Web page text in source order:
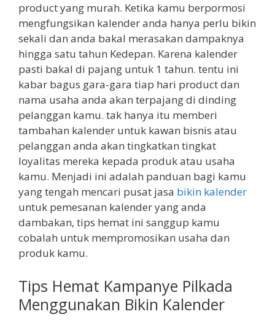
product yang murah. Ketika kamu berpormosi
mengfungsikan kalender anda hanya perlu bikin
sekali dan anda bakal merasakan dampaknya
hingga satu tahun Kedepan. Karena kalender
pasti bakal di pajang untuk 1 tahun. tentu ini
kabar bagus gara-gara tiap hari product dan
nama usaha anda akan terpajang di dinding
pelanggan kamu. tak hanya itu memberi
tambahan kalender untuk kawan bisnis atau
pelanggan anda akan tingkatkan tingkat
loyalitas mereka kepada produk atau usaha
kamu. Menjadi ini adalah panduan bagi kamu
yang tengah mencari pusat jasa bikin kalender
untuk pemesanan kalender yang anda
dambakan, tips hemat ini sanggup kamu
cobalah untuk mempromosikan usaha dan
produk kamu.
Tips Hemat Kampanye Pilkada
Menggunakan Bikin Kalender